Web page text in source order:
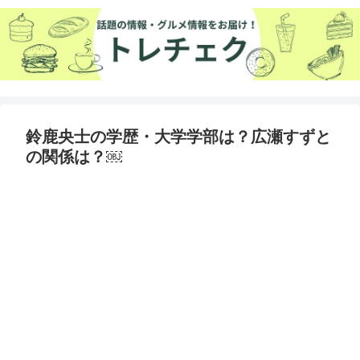
鈴鹿央士の学歴・大学学部は？広瀬すずと
の関係は？￼